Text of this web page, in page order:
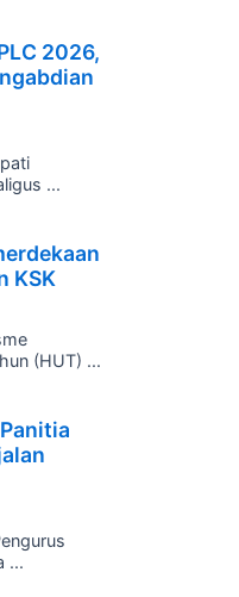
2026,
...
KSK
(HUT) ...
...